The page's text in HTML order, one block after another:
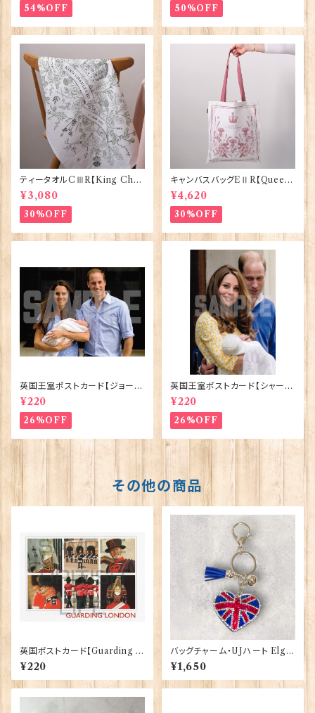
54%OFF 50%OFF
ティータオルCⅢR【King Char
lesⅢ Coronation】Victoria
Eggs 50129
¥3,080
30%OFF
キャンバスバッグEⅡR【Queen
ElizabethⅡ Commemorativ
e】Victoria Eggs 90332
¥4,620
30%OFF
英国王室ポストカード【ジョージ
王子ご誕生】Pageantry Post
card 90183-JEF100
¥220
26%OFF
英国王室ポストカード【シャーロ
ット王女2】Pageantry Postca
rd 90183-JEF202
¥220
26%OFF
その他の商品
英国ポストカード【Guarding L
ondon】Jadges 90339-04
¥220
バッグチャーム・UJハート Elgat
e Products 90421
¥1,650